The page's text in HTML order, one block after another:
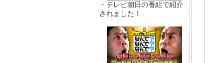
・テレビ朝日の番組で紹介
されました！